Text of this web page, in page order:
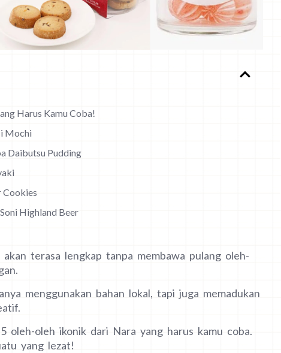
Harus Kamu Coba!
Mochi
Daibutsu Pudding
Cookies
Highland Beer
terasa lengkap tanpa membawa pulang oleh-
menggunakan bahan lokal, tapi juga memadukan
oleh-oleh ikonik dari Nara yang harus kamu coba.
yang lezat!